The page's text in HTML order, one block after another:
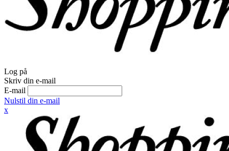
Log på
Skriv din e-mail
E-mail
Nulstil din e-mail
x